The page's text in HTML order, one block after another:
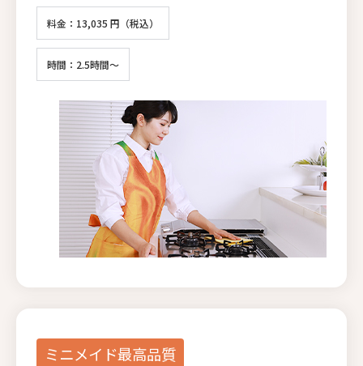
料金：13,035 円（税込）
時間：2.5時間～
ミニメイド最高品質